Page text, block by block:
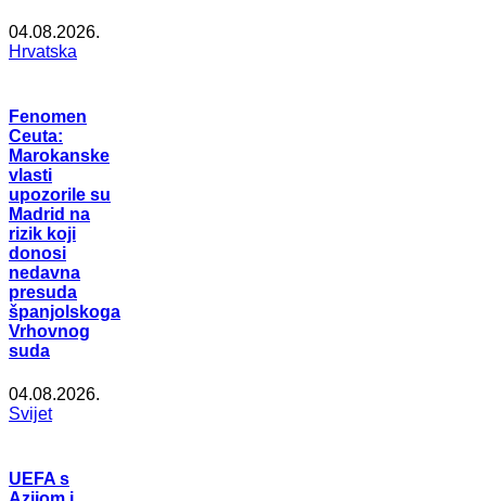
04.08.2026.
Hrvatska
Fenomen
Ceuta:
Marokanske
vlasti
upozorile su
Madrid na
rizik koji
donosi
nedavna
presuda
španjolskoga
Vrhovnog
suda
04.08.2026.
Svijet
UEFA s